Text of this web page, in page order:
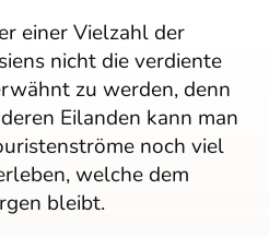
einer Vielzahl der
nicht die verdiente
zu werden, denn
Eilanden kann man
noch viel
welche dem
bleibt.